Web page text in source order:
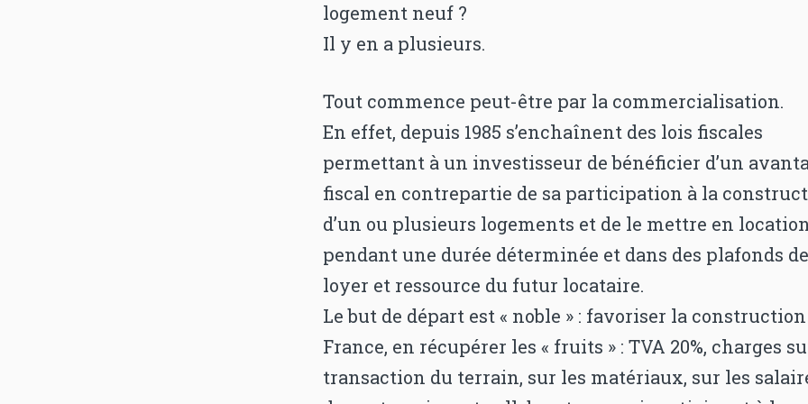
logement neuf ?
Il y en a plusieurs.
Tout commence peut-être par la commercialisation.
En effet, depuis 1985 s’enchaînent des lois fiscales
permettant à un investisseur de bénéficier d’un
fiscal en contrepartie de sa participation à la
d’un ou plusieurs logements et de le mettre en
pendant une durée déterminée et dans des plafonds de
loyer et ressource du futur locataire.
Le but de départ est « noble » : favoriser la
France, en récupérer les « fruits » : TVA 20%, charges
transaction du terrain, sur les matériaux, sur les